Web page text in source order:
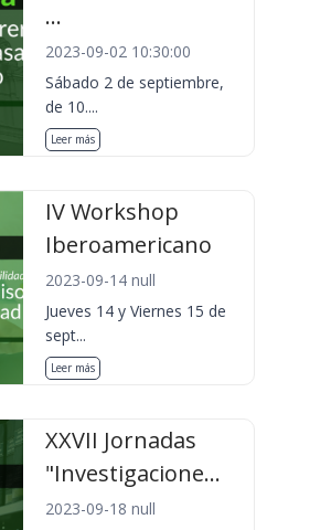
...
2023-09-02 10:30:00
Sábado 2 de septiembre,
de 10....
Leer más
IV Workshop
Iberoamericano
2023-09-14 null
Jueves 14 y Viernes 15 de
sept...
Leer más
XXVII Jornadas
"Investigacione...
2023-09-18 null